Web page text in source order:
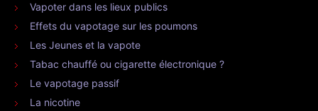
Vapoter dans les lieux publics
Effets du vapotage sur les poumons
Les Jeunes et la vapote
Tabac chauffé ou cigarette électronique ?
Le vapotage passif
La nicotine